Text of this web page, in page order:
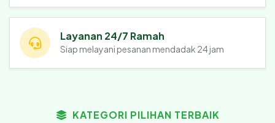
Layanan 24/7 Ramah
Siap melayani pesanan mendadak 24 jam
KATEGORI PILIHAN TERBAIK